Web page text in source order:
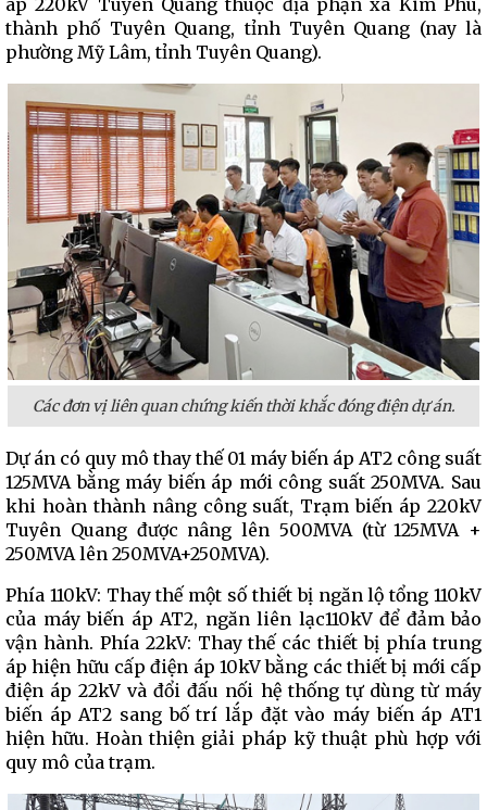
áp 220kV Tuyên Quang thuộc địa phận xã Kim Phú,
thành phố Tuyên Quang, tỉnh Tuyên Quang (nay là
phường Mỹ Lâm, tỉnh Tuyên Quang).
Các đơn vị liên quan chứng kiến thời khắc đóng điện dự án.
Dự án có quy mô thay thế 01 máy biến áp AT2 công suất
125MVA bằng máy biến áp mới công suất 250MVA. Sau
khi hoàn thành nâng công suất, Trạm biến áp 220kV
Tuyên Quang được nâng lên 500MVA (từ 125MVA +
250MVA lên 250MVA+250MVA).
Phía 110kV: Thay thế một số thiết bị ngăn lộ tổng 110kV
của máy biến áp AT2, ngăn liên lạc110kV để đảm bảo
vận hành. Phía 22kV: Thay thế các thiết bị phía trung
áp hiện hữu cấp điện áp 10kV bằng các thiết bị mới cấp
điện áp 22kV và đổi đấu nối hệ thống tự dùng từ máy
biến áp AT2 sang bố trí lắp đặt vào máy biến áp AT1
hiện hữu. Hoàn thiện giải pháp kỹ thuật phù hợp với
quy mô của trạm.